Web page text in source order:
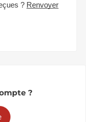
? Renvoyer
?